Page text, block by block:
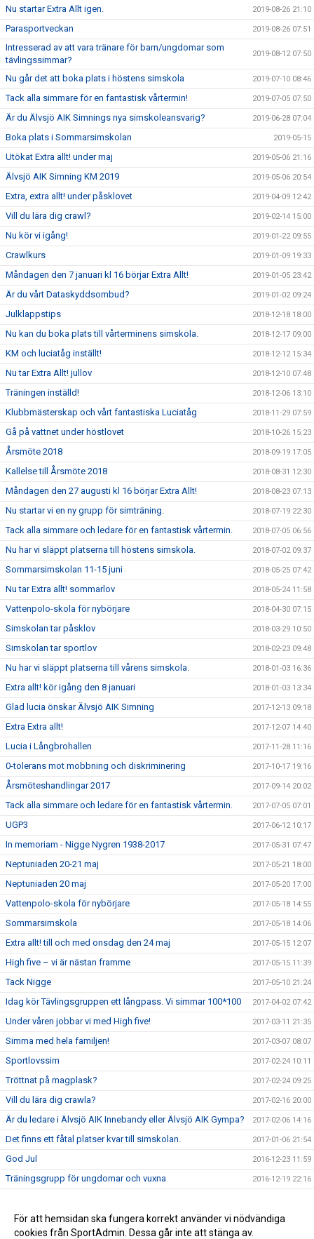
Nu startar Extra Allt igen. 2019-08-26 21:10
Parasportveckan 2019-08-26 07:51
Intresserad av att vara tränare för barn/ungdomar som
tävlingssimmar?
2019-08-12 07:50
Nu går det att boka plats i höstens simskola 2019-07-10 08:46
Tack alla simmare för en fantastisk vårtermin! 2019-07-05 07:50
Är du Älvsjö AIK Simnings nya simskoleansvarig? 2019-06-28 07:04
Boka plats i Sommarsimskolan 2019-05-15
Utökat Extra allt! under maj 2019-05-06 21:16
Älvsjö AIK Simning KM 2019 2019-05-06 20:54
Extra, extra allt! under påsklovet 2019-04-09 12:42
Vill du lära dig crawl? 2019-02-14 15:00
Nu kör vi igång! 2019-01-22 09:55
Crawlkurs 2019-01-09 19:33
Måndagen den 7 januari kl 16 börjar Extra Allt! 2019-01-05 23:42
Är du vårt Dataskyddsombud? 2019-01-02 09:24
Julklappstips 2018-12-18 18:00
Nu kan du boka plats till vårterminens simskola. 2018-12-17 09:00
KM och luciatåg inställt! 2018-12-12 15:34
Nu tar Extra Allt! jullov 2018-12-10 07:48
Träningen inställd! 2018-12-06 13:10
Klubbmästerskap och vårt fantastiska Luciatåg 2018-11-29 07:59
Gå på vattnet under höstlovet 2018-10-26 15:23
Årsmöte 2018 2018-09-19 17:05
Kallelse till Årsmöte 2018 2018-08-31 12:30
Måndagen den 27 augusti kl 16 börjar Extra Allt! 2018-08-23 07:13
Nu startar vi en ny grupp för simträning. 2018-07-19 22:30
Tack alla simmare och ledare för en fantastisk vårtermin. 2018-07-05 06:56
Nu har vi släppt platserna till höstens simskola. 2018-07-02 09:37
Sommarsimskolan 11-15 juni 2018-05-25 07:42
Nu tar Extra allt! sommarlov 2018-05-24 11:58
Vattenpolo-skola för nybörjare 2018-04-30 07:15
Simskolan tar påsklov 2018-03-29 10:50
Simskolan tar sportlov 2018-02-23 09:48
Nu har vi släppt platserna till vårens simskola. 2018-01-03 16:36
Extra allt! kör igång den 8 januari 2018-01-03 13:34
Glad lucia önskar Älvsjö AIK Simning 2017-12-13 09:18
Extra Extra allt! 2017-12-07 14:40
Lucia i Långbrohallen 2017-11-28 11:16
0-tolerans mot mobbning och diskriminering 2017-10-17 19:16
Årsmöteshandlingar 2017 2017-09-14 20:02
Tack alla simmare och ledare för en fantastisk vårtermin. 2017-07-05 07:01
UGP3 2017-06-12 10:17
In memoriam - Nigge Nygren 1938-2017 2017-05-31 07:47
Neptuniaden 20-21 maj 2017-05-21 18:00
Neptuniaden 20 maj 2017-05-20 17:00
Vattenpolo-skola för nybörjare 2017-05-18 14:55
Sommarsimskola 2017-05-18 14:06
Extra allt! till och med onsdag den 24 maj 2017-05-15 12:07
High five – vi är nästan framme 2017-05-15 11:39
Tack Nigge 2017-05-10 21:24
Idag kör Tävlingsgruppen ett långpass. Vi simmar 100*100 2017-04-02 07:42
Under våren jobbar vi med High five! 2017-03-11 21:35
Simma med hela familjen! 2017-03-07 08:07
Sportlovssim 2017-02-24 10:11
Tröttnat på magplask? 2017-02-24 09:25
Vill du lära dig crawla? 2017-02-16 20:00
Är du ledare i Älvsjö AIK Innebandy eller Älvsjö AIK Gympa? 2017-02-06 14:16
Det finns ett fåtal platser kvar till simskolan. 2017-01-06 21:54
God Jul 2016-12-23 11:59
Träningsgrupp för ungdomar och vuxna 2016-12-19 22:16
Extra allt tar jullov 2016-12-14 09:39
Ny hemsida
För att hemsidan ska fungera korrekt använder vi nödvändiga
cookies från SportAdmin. Dessa går inte att stänga av.